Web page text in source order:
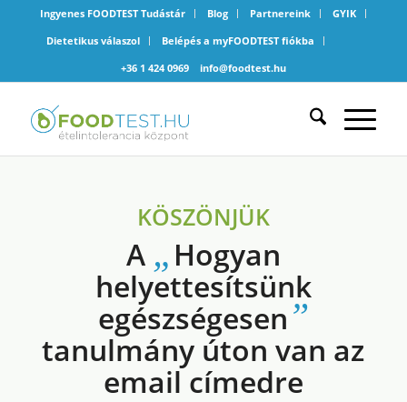
Ingyenes FOODTEST Tudástár Blog Partnereink
GYIK
Dietetikus válaszol
Belépés a myFOODTEST fiókba
+36 1 424 0969
info@foodtest.hu
KÖSZÖNJÜK
A „ Hogyan
helyettesítsünk
egészségesen”
tanulmány úton van az
email címedre